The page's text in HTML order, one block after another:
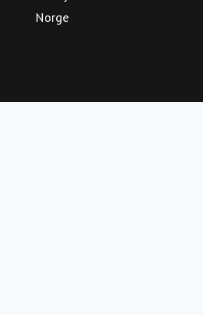
med en offensiv satsning på å
Norge